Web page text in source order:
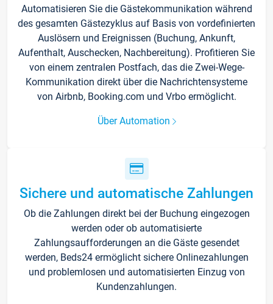
Automatisieren Sie die Gästekommunikation während
des gesamten Gästezyklus auf Basis von vordefinierten
Auslösern und Ereignissen (Buchung, Ankunft,
Aufenthalt, Auschecken, Nachbereitung). Profitieren Sie
von einem zentralen Postfach, das die Zwei-Wege-
Kommunikation direkt über die Nachrichtensysteme
von Airbnb, Booking.com und Vrbo ermöglicht.
Über Automation
Sichere und automatische Zahlungen
Ob die Zahlungen direkt bei der Buchung eingezogen
werden oder ob automatisierte
Zahlungsaufforderungen an die Gäste gesendet
werden, Beds24 ermöglicht sichere Onlinezahlungen
und problemlosen und automatisierten Einzug von
Kundenzahlungen.